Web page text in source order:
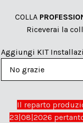
COLLA
Riceverai la
Aggiungi KIT
Il reparto
23|08|2026